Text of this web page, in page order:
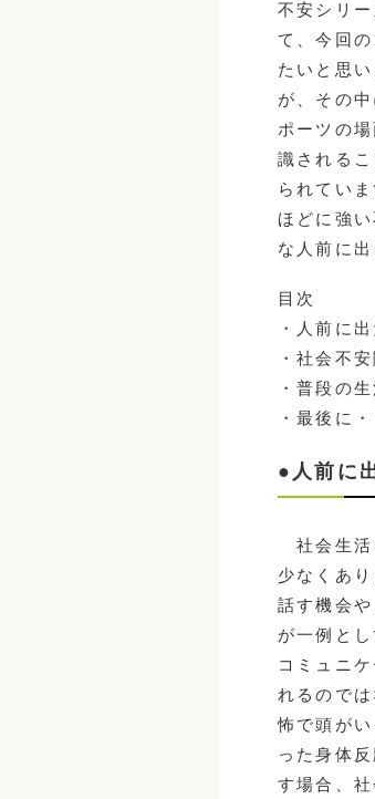
不安シリ
て、今回
たいと思
が、その
ポーツの
識される
られてい
ほどに強
な人前に
目次
・人前に
・社会不
・普段の
・最後に
●人前に
社会生活
少なくあ
話す機会
が一例と
コミュニ
れるので
怖で頭が
った身体
す場合、